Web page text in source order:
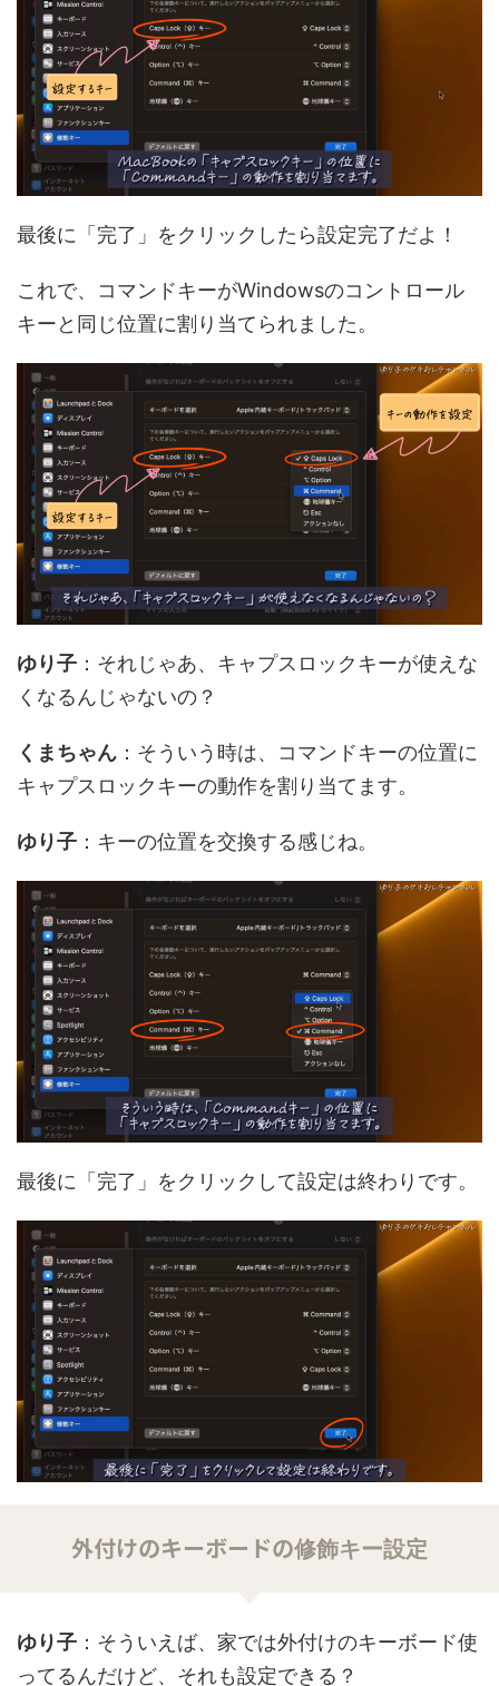
最後に「完了」をクリックしたら設定完了だよ！
これで、コマンドキーがWindowsのコントロール
キーと同じ位置に割り当てられました。
ゆり子 ：それじゃあ、キャプスロックキーが使えな
くなるんじゃないの？
くまちゃん ：そういう時は、コマンドキーの位置に
キャプスロックキーの動作を割り当てます。
ゆり子 ：キーの位置を交換する感じね。
最後に「完了」をクリックして設定は終わりです。
外付けのキーボードの修飾キー設定
ゆり子 ：そういえば、家では外付けのキーボード使
ってるんだけど、それも設定できる？